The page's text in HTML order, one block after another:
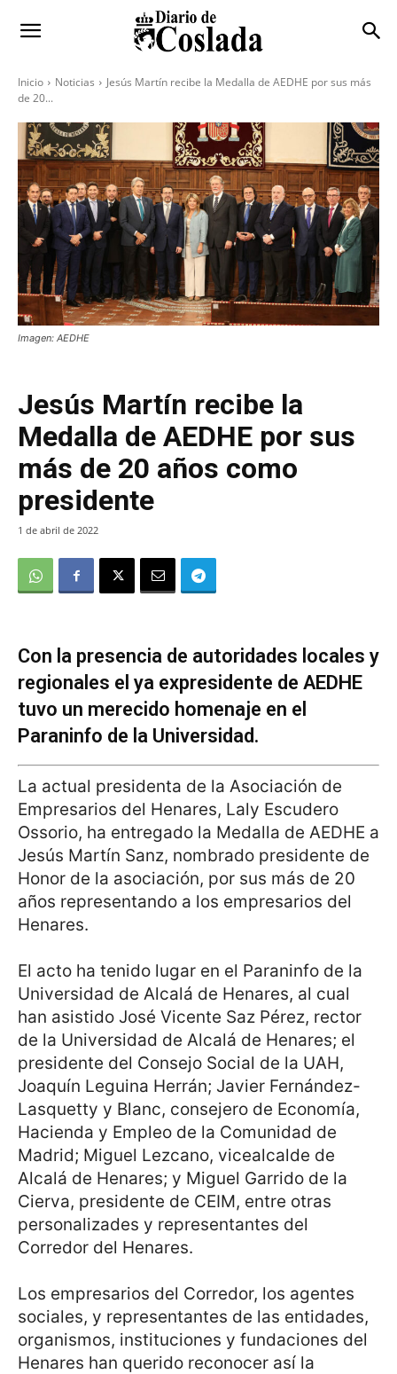
Inicio Noticias
Jesús Martín recibe la Medalla de AEDHE por sus más
de 20...
Imagen: AEDHE
Jesús Martín recibe la
Medalla de AEDHE por sus
más de 20 años como
presidente
1 de abril de 2022
Con la presencia de autoridades locales y
regionales el ya expresidente de AEDHE
tuvo un merecido homenaje en el
Paraninfo de la Universidad.
La actual presidenta de la Asociación de
Empresarios del Henares, Laly Escudero
Ossorio, ha entregado la Medalla de AEDHE a
Jesús Martín Sanz, nombrado presidente de
Honor de la asociación, por sus más de 20
años representando a los empresarios del
Henares.
El acto ha tenido lugar en el Paraninfo de la
Universidad de Alcalá de Henares, al cual
han asistido José Vicente Saz Pérez, rector
de la Universidad de Alcalá de Henares; el
presidente del Consejo Social de la UAH,
Joaquín Leguina Herrán; Javier Fernández-
Lasquetty y Blanc, consejero de Economía,
Hacienda y Empleo de la Comunidad de
Madrid; Miguel Lezcano, vicealcalde de
Alcalá de Henares; y Miguel Garrido de la
Cierva, presidente de CEIM, entre otras
personalizades y representantes del
Corredor del Henares.
Los empresarios del Corredor, los agentes
sociales, y representantes de las entidades,
organismos, instituciones y fundaciones del
Henares han querido reconocer así la